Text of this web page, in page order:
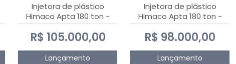
Injetora de plástico
Himaco Apta 180 ton -
2010
R$ 105.000,00
Lançamento
Injetora de plástico
Himaco Apta 180 ton -
2009
R$ 98.000,00
Lançamento